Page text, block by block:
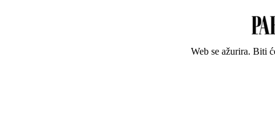
Web se ažurira. Biti